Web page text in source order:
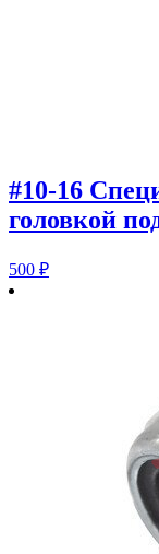
#10-16
головкой
500 ₽